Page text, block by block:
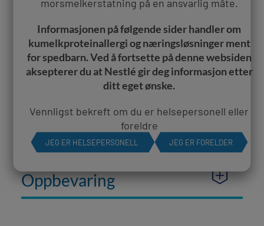
Ingredienser
Næringsdeklarasjon
Oppbevaring
Informasjonen på følgende sider handler om
kumelkproteinallergi og næringsløsninger ment
for spedbarn. Ved å fortsette på denne websiden
aksepterer​ du at Nestlé gir deg informasjon etter
ditt eget ønske.
​Vennligst bekreft om du er helsepersonell eller
foreldre
JEG ER HELSEPERSONELL JEG ER FORELDER